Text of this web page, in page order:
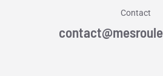
Contact